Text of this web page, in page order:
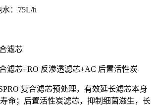
：75L/h
滤芯
滤芯+RO 反渗透滤芯+AC 后置活性炭
复合滤芯预处理，有效延长滤芯本身
命；后置活性炭滤芯，抑制细菌滋生，长